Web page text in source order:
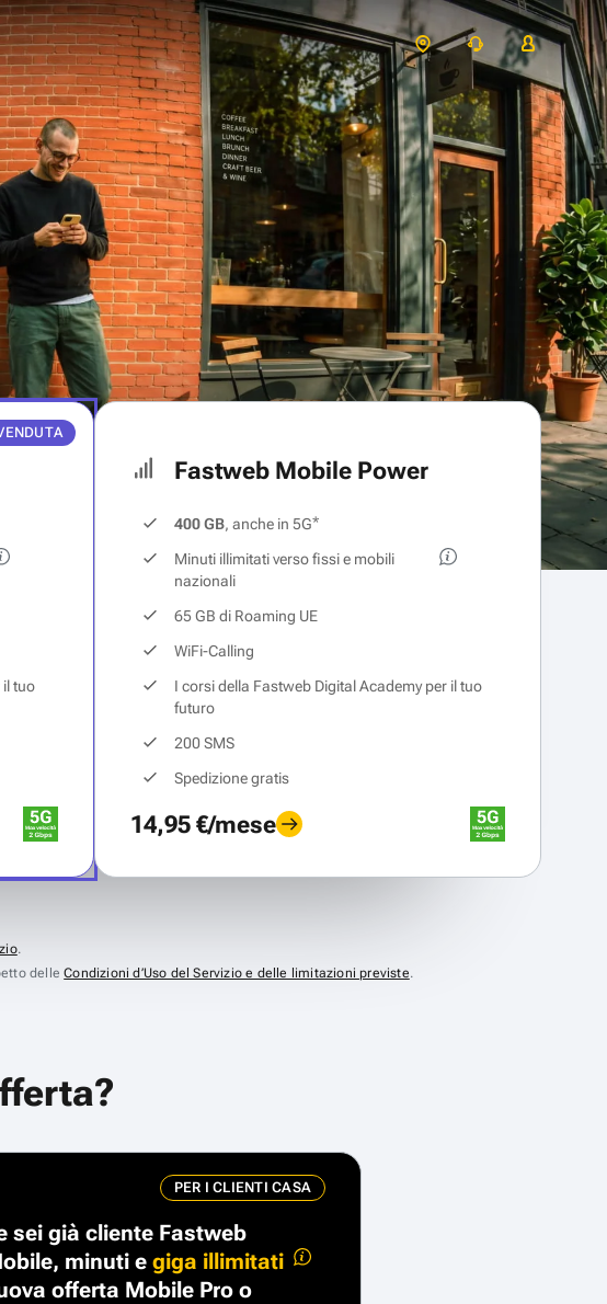
il tuo
Fastweb Mobile Power
400 GB, anche in 5G*
Minuti illimitati verso fissi e mobili
nazionali
65 GB di Roaming UE
WiFi-Calling
I corsi della Fastweb Digital Academy per il tuo
futuro
200 SMS
Spedizione gratis
14,95 €/mese
.
delleCondizioni d’Uso del Servizio e delle limitazioni previste.
PER I CLIENTI CASA
sei già cliente Fastweb
minuti e giga illimitati
offerta Mobile Pro o